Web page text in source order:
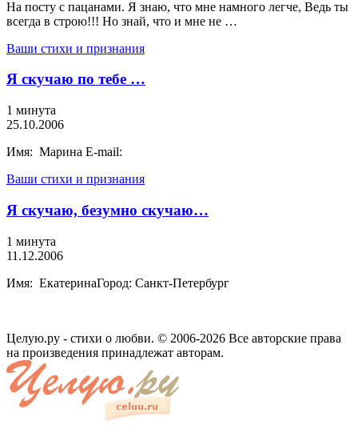
На посту с пацанами. Я знаю, что мне намного легче, Ведь ты
всегда в строю!!! Но знай, что и мне не …
Ваши стихи и признания
Я скучаю по тебе …
1 минута
25.10.2006
Имя: Марина E-mail:
Ваши стихи и признания
Я скучаю, безумно скучаю…
1 минута
11.12.2006
Имя: ЕкатеринаГород: Санкт-Петербург
Целую.ру - стихи о любви. © 2006-2026 Все авторские права
на произведения принадлежат авторам.